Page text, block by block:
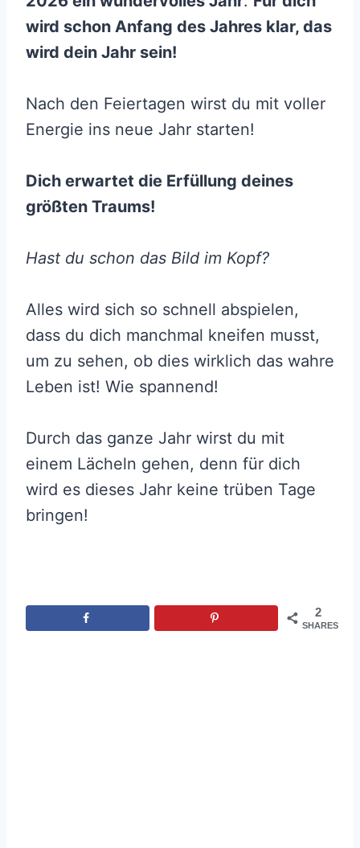
wird schon Anfang des Jahres klar, das
wird dein Jahr sein!
Nach den Feiertagen wirst du mit voller
Energie ins neue Jahr starten!
Dich erwartet die Erfüllung deines
größten Traums!
Hast du schon das Bild im Kopf?
Alles wird sich so schnell abspielen,
dass du dich manchmal kneifen musst,
um zu sehen, ob dies wirklich das wahre
Leben ist! Wie spannend!
Durch das ganze Jahr wirst du mit
einem Lächeln gehen, denn für dich
wird es dieses Jahr keine trüben Tage
bringen!
2
SHARES